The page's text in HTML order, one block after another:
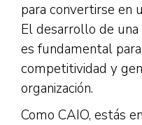
para convertirse en
El desarrollo de
es fundamental
competitividad y
organización.
Como CAIO, estás